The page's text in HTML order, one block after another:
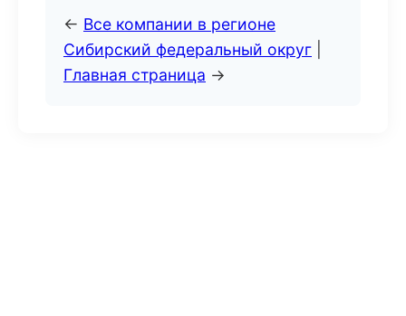
← Все компании в регионе
Сибирский федеральный округ
Главная страница →